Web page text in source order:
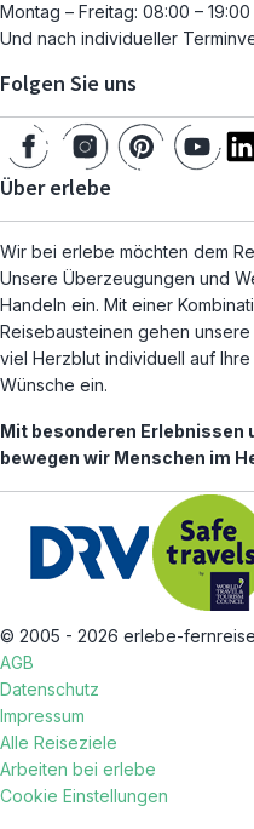
Montag – Freitag: 08:00 – 19:00
Und nach individueller
Folgen Sie uns
Über erlebe
Wir bei erlebe möchten dem
Unsere Überzeugungen und
Handeln ein. Mit einer
Reisebausteinen gehen
viel Herzblut individuell auf
Wünsche ein.
Mit besonderen Erlebnissen
bewegen wir Menschen im
© 2005 - 2026 erlebe-
AGB
Datenschutz
Impressum
Alle Reiseziele
Arbeiten bei erlebe
Cookie Einstellungen